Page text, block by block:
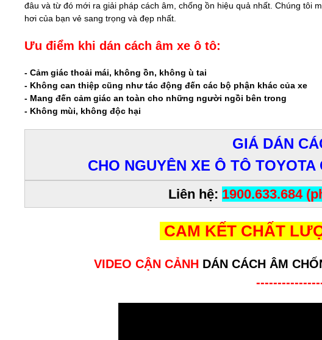
đâu và từ đó mới ra giải pháp cách âm, chống ồn hiệu quả nhất. Chúng tôi
hơi của bạn vẻ sang trọng và đẹp nhất.
Ưu điểm khi dán cách âm xe ô tô:
- Cảm giác thoải mái, không ồn, không ù tai
- Không can thiệp cũng như tác động đến các bộ phận khác của xe
- Mang đến cảm giác an toàn cho những người ngồi bên trong
- Không mùi, không độc hại
GIÁ DÁN
CHO NGUYÊN XE Ô TÔ
Liên hệ: 1900.633.684
CAM KẾT CHẤT
VIDEO CẬN CẢNH DÁN CÁCH ÂM